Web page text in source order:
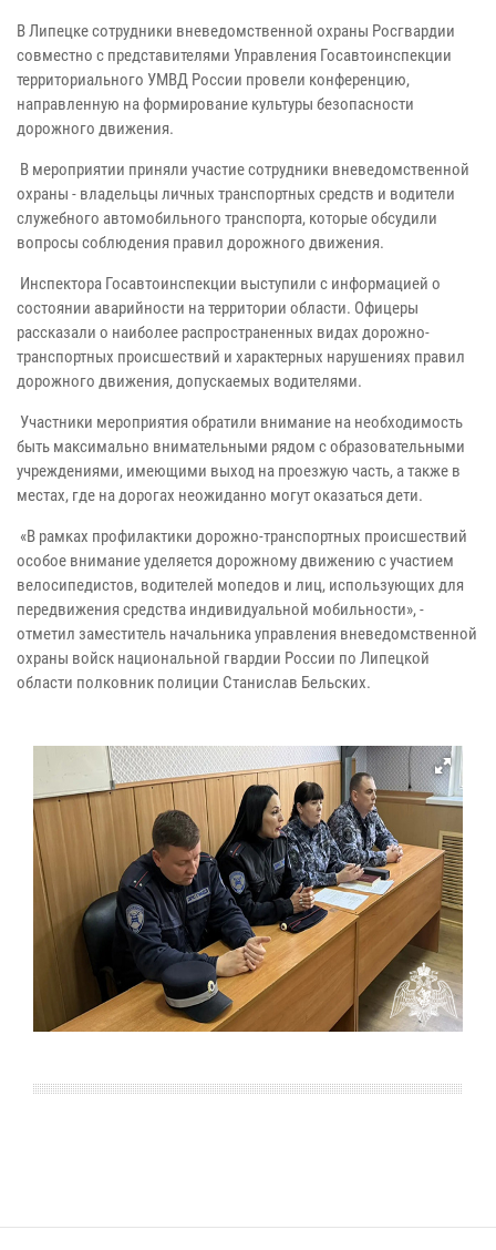
В Липецке сотрудники вневедомственной охраны Росгвардии
совместно с представителями Управления Госавтоинспекции
территориального УМВД России провели конференцию,
направленную на формирование культуры безопасности
дорожного движения.
В мероприятии приняли участие сотрудники вневедомственной
охраны - владельцы личных транспортных средств и водители
служебного автомобильного транспорта, которые обсудили
вопросы соблюдения правил дорожного движения.
Инспектора Госавтоинспекции выступили с информацией о
состоянии аварийности на территории области. Офицеры
рассказали о наиболее распространенных видах дорожно-
транспортных происшествий и характерных нарушениях правил
дорожного движения, допускаемых водителями.
Участники мероприятия обратили внимание на необходимость
быть максимально внимательными рядом с образовательными
учреждениями, имеющими выход на проезжую часть, а также в
местах, где на дорогах неожиданно могут оказаться дети.
«В рамках профилактики дорожно-транспортных происшествий
особое внимание уделяется дорожному движению с участием
велосипедистов, водителей мопедов и лиц, использующих для
передвижения средства индивидуальной мобильности», -
отметил заместитель начальника управления вневедомственной
охраны войск национальной гвардии России по Липецкой
области полковник полиции Станислав Бельских.